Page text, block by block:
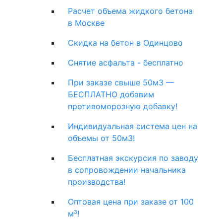
Расчет объема жидкого бетона
в Москве
Скидка на бетон в Одинцово
Снятие асфальта - бесплатно
При заказе свыше 50м3 —
БЕСПЛАТНО добавим
противоморозную добавку!
Индивидуальная система цен на
объемы от 50м3!
Бесплатная экскурсия по заводу
в сопровождении начальника
производства!
Оптовая цена при заказе от 100
м³!